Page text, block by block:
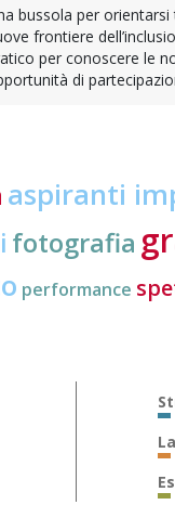
bussola per
frontiere
per conoscere le
di
aspiranti
fotografia
performance